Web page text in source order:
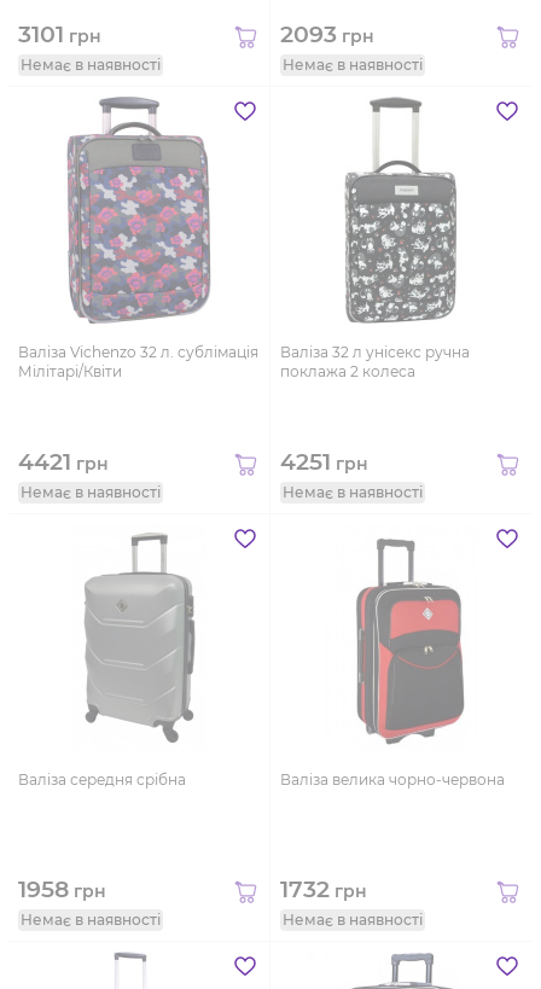
3101 грн
Немає в наявності
2093 грн
Немає в наявності
Валіза Vichenzo 32 л. сублімація
Мілітарі/Квіти
4421 грн
Немає в наявності
Валіза 32 л унісекс ручна
поклажа 2 колеса
4251 грн
Немає в наявності
Валіза середня срібна
1958 грн
Немає в наявності
Валіза велика чорно-червона
1732 грн
Немає в наявності